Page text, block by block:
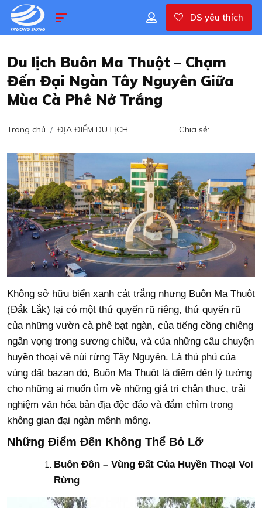
DS yêu thích
Du lịch Buôn Ma Thuột – Chạm
Đến Đại Ngàn Tây Nguyên Giữa
Mùa Cà Phê Nở Trắng
Trang chủ ĐỊA ĐIỂM DU LỊCH Chia sẻ:
Không sở hữu biển xanh cát trắng nhưng Buôn Ma Thuột
(Đắk Lắk) lại có một thứ quyến rũ riêng, thứ quyến rũ
của những vườn cà phê bạt ngàn, của tiếng cồng chiêng
ngân vọng trong sương chiều, và của những câu chuyện
huyền thoại về núi rừng Tây Nguyên. Là thủ phủ của
vùng đất bazan đỏ, Buôn Ma Thuột là điểm đến lý tưởng
cho những ai muốn tìm về những giá trị chân thực, trải
nghiệm văn hóa bản địa độc đáo và đắm chìm trong
không gian đại ngàn mênh mông.
Những Điểm Đến Không Thể Bỏ Lỡ
Buôn Đôn – Vùng Đất Của Huyền Thoại Voi
Rừng